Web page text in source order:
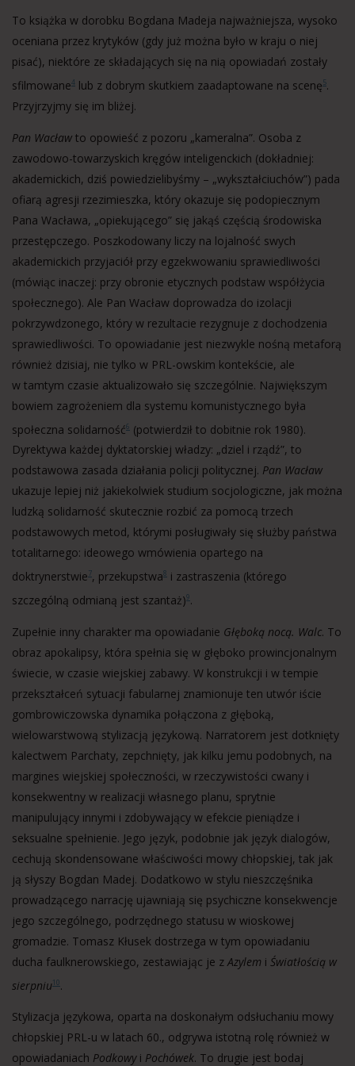
To książka w dorobku Bogdana Madeja najważniejsza, wysoko
oceniana przez krytyków (gdy już można było w kraju o niej
pisać), niektóre ze składających się na nią opowiadań zostały
sfilmowane4 lub z dobrym skutkiem zaadaptowane na scenę5.
Przyjrzyjmy się im bliżej.
Pan Wacław to opowieść z pozoru „kameralna”. Osoba z
zawodowo-towarzyskich kręgów inteligenckich (dokładniej:
akademickich, dziś powiedzielibyśmy – „wykształciuchów”) pada
ofiarą agresji rzezimieszka, który okazuje się podopiecznym
Pana Wacława, „opiekującego” się jakąś częścią środowiska
przestępczego. Poszkodowany liczy na lojalność swych
akademickich przyjaciół przy egzekwowaniu sprawiedliwości
(mówiąc inaczej: przy obronie etycznych podstaw współżycia
społecznego). Ale Pan Wacław doprowadza do izolacji
pokrzywdzonego, który w rezultacie rezygnuje z dochodzenia
sprawiedliwości. To opowiadanie jest niezwykle nośną metaforą
również dzisiaj, nie tylko w PRL-owskim kontekście, ale
w tamtym czasie aktualizowało się szczególnie. Największym
bowiem zagrożeniem dla systemu komunistycznego była
społeczna solidarność6 (potwierdził to dobitnie rok 1980).
Dyrektywa każdej dyktatorskiej władzy: „dziel i rządź”, to
podstawowa zasada działania policji politycznej. Pan Wacław
ukazuje lepiej niż jakiekolwiek studium socjologiczne, jak można
ludzką solidarność skutecznie rozbić za pomocą trzech
podstawowych metod, którymi posługiwały się służby państwa
totalitarnego: ideowego wmówienia opartego na
doktrynerstwie7, przekupstwa8 i zastraszenia (którego
szczególną odmianą jest szantaż)9.
Zupełnie inny charakter ma opowiadanie Głęboką nocą. Walc. To
obraz apokalipsy, która spełnia się w głęboko prowincjonalnym
świecie, w czasie wiejskiej zabawy. W konstrukcji i w tempie
przekształceń sytuacji fabularnej znamionuje ten utwór iście
gombrowiczowska dynamika połączona z głęboką,
wielowarstwową stylizacją językową. Narratorem jest dotknięty
kalectwem Parchaty, zepchnięty, jak kilku jemu podobnych, na
margines wiejskiej społeczności, w rzeczywistości cwany i
konsekwentny w realizacji własnego planu, sprytnie
manipulujący innymi i zdobywający w efekcie pieniądze i
seksualne spełnienie. Jego język, podobnie jak język dialogów,
cechują skondensowane właściwości mowy chłopskiej, tak jak
ją słyszy Bogdan Madej. Dodatkowo w stylu nieszczęśnika
prowadzącego narrację ujawniają się psychiczne konsekwencje
jego szczególnego, podrzędnego statusu w wioskowej
gromadzie. Tomasz Kłusek dostrzega w tym opowiadaniu
ducha faulknerowskiego, zestawiając je z Azylem i Światłością w
sierpniu10.
Stylizacja językowa, oparta na doskonałym odsłuchaniu mowy
chłopskiej PRL-u w latach 60., odgrywa istotną rolę również w
opowiadaniach Podkowyi Pochówek. To drugie jest bodaj